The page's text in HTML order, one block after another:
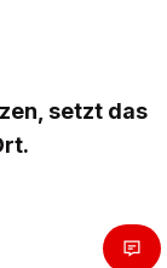
setzt das